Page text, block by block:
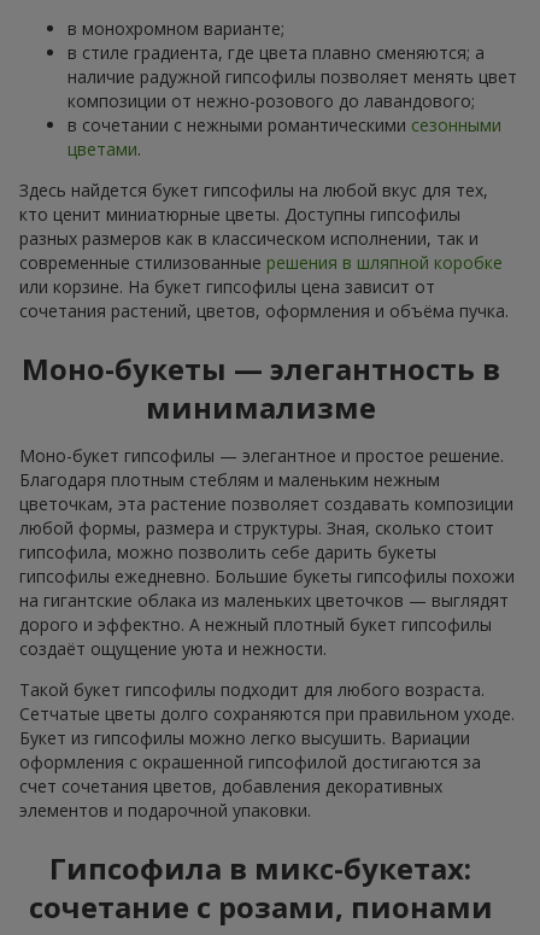
в монохромном варианте;
в стиле градиента, где цвета плавно сменяются; а
наличие радужной гипсофилы позволяет менять цвет
композиции от нежно-розового до лавандового;
в сочетании с нежными романтическими сезонными
цветами.
Здесь найдется букет гипсофилы на любой вкус для тех,
кто ценит миниатюрные цветы. Доступны гипсофилы
разных размеров как в классическом исполнении, так и
современные стилизованные решения в шляпной коробке
или корзине. На букет гипсофилы цена зависит от
сочетания растений, цветов, оформления и объёма пучка.
Моно-букеты — элегантность в
минимализме
Моно-букет гипсофилы — элегантное и простое решение.
Благодаря плотным стеблям и маленьким нежным
цветочкам, эта растение позволяет создавать композиции
любой формы, размера и структуры. Зная, сколько стоит
гипсофила, можно позволить себе дарить букеты
гипсофилы ежедневно. Большие букеты гипсофилы похожи
на гигантские облака из маленьких цветочков — выглядят
дорого и эффектно. А нежный плотный букет гипсофилы
создаёт ощущение уюта и нежности.
Такой букет гипсофилы подходит для любого возраста.
Сетчатые цветы долго сохраняются при правильном уходе.
Букет из гипсофилы можно легко высушить. Вариации
оформления с окрашенной гипсофилой достигаются за
счет сочетания цветов, добавления декоративных
элементов и подарочной упаковки.
Гипсофила в микс-букетах:
сочетание с розами, пионами